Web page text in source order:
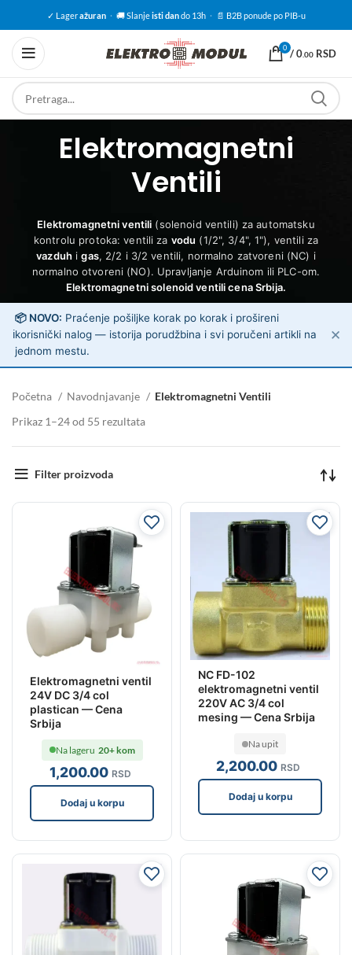
✓ Lageražuran · 🚚 Slanjeisti dando 13h · 📄 B2B ponude po PIB-u
0 /0.00 RSD
Elektromagnetni
Ventili
Elektromagnetni ventili (solenoid ventili) za automatsku
kontrolu protoka: ventili za vodu (1/2", 3/4", 1"), ventili za
vazduh igas, 2/2 i 3/2 ventili, normalno zatvoreni (NC) i
normalno otvoreni (NO). Upravljanje Arduinom ili PLC-om.
Elektromagnetni solenoid ventili cena Srbija.
ℹ️
📦 NOVO: Praćenje pošiljke korak po korak i prošireni
korisnički nalog — istorija porudžbina i svi poručeni artikli na
jednom mestu.
✕
Početna Navodnjavanje
Elektromagnetni Ventili
Prikaz 1–24 od 55 rezultata
Filter proizvoda
Elektromagnetni ventil
24V DC 3/4 col
plastican — Cena
Srbija
1,200.00 RSD
Na lageru 20+ kom
Dodaj u korpu
NC FD-102
elektromagnetni ventil
220V AC 3/4 col
mesing — Cena Srbija
2,200.00 RSD
Na upit
Dodaj u korpu